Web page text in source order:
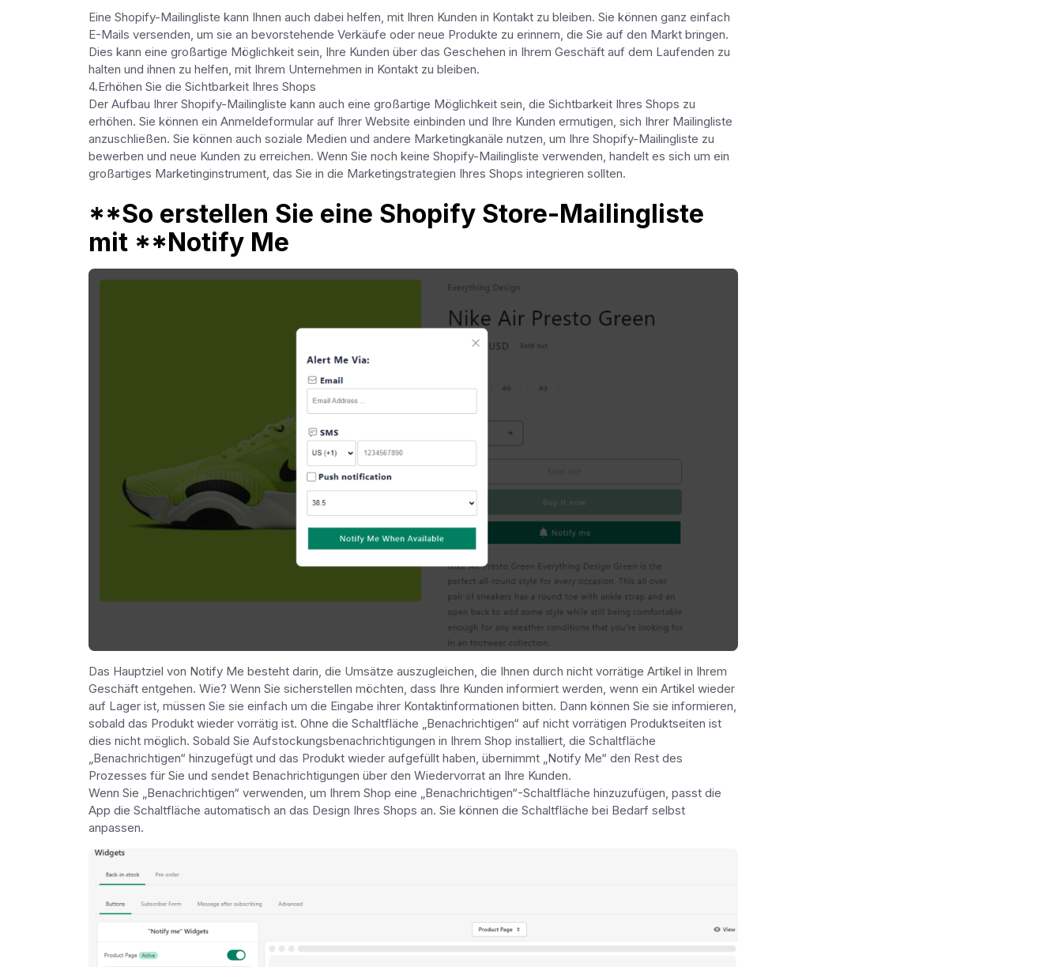
Eine Shopify-Mailingliste kann Ihnen auch dabei helfen, mit Ihren Kunden in Kontakt zu bleiben. Sie können ganz einfach
E-Mails versenden, um sie an bevorstehende Verkäufe oder neue Produkte zu erinnern, die Sie auf den Markt bringen.
Dies kann eine großartige Möglichkeit sein, Ihre Kunden über das Geschehen in Ihrem Geschäft auf dem Laufenden zu
halten und ihnen zu helfen, mit Ihrem Unternehmen in Kontakt zu bleiben.
4.Erhöhen Sie die Sichtbarkeit Ihres Shops
Der Aufbau Ihrer Shopify-Mailingliste kann auch eine großartige Möglichkeit sein, die Sichtbarkeit Ihres Shops zu
erhöhen. Sie können ein Anmeldeformular auf Ihrer Website einbinden und Ihre Kunden ermutigen, sich Ihrer Mailingliste
anzuschließen. Sie können auch soziale Medien und andere Marketingkanäle nutzen, um Ihre Shopify-Mailingliste zu
bewerben und neue Kunden zu erreichen. Wenn Sie noch keine Shopify-Mailingliste verwenden, handelt es sich um ein
großartiges Marketinginstrument, das Sie in die Marketingstrategien Ihres Shops integrieren sollten.
**So erstellen Sie eine Shopify Store-Mailingliste
mit **Notify Me
Das Hauptziel von Notify Me besteht darin, die Umsätze auszugleichen, die Ihnen durch nicht vorrätige Artikel in Ihrem
Geschäft entgehen. Wie? Wenn Sie sicherstellen möchten, dass Ihre Kunden informiert werden, wenn ein Artikel wieder
auf Lager ist, müssen Sie sie einfach um die Eingabe ihrer Kontaktinformationen bitten. Dann können Sie sie informieren,
sobald das Produkt wieder vorrätig ist. Ohne die Schaltfläche „Benachrichtigen“ auf nicht vorrätigen Produktseiten ist
dies nicht möglich. Sobald Sie Aufstockungsbenachrichtigungen in Ihrem Shop installiert, die Schaltfläche
„Benachrichtigen“ hinzugefügt und das Produkt wieder aufgefüllt haben, übernimmt „Notify Me“ den Rest des
Prozesses für Sie und sendet Benachrichtigungen über den Wiedervorrat an Ihre Kunden.
Wenn Sie „Benachrichtigen“ verwenden, um Ihrem Shop eine „Benachrichtigen“-Schaltfläche hinzuzufügen, passt die
App die Schaltfläche automatisch an das Design Ihres Shops an. Sie können die Schaltfläche bei Bedarf selbst
anpassen.